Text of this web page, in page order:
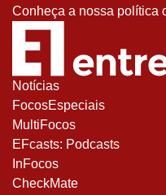
Conheça a nossa política
Notícias
FocosEspeciais
MultiFocos
EFcasts: Podcasts
InFocos
CheckMate